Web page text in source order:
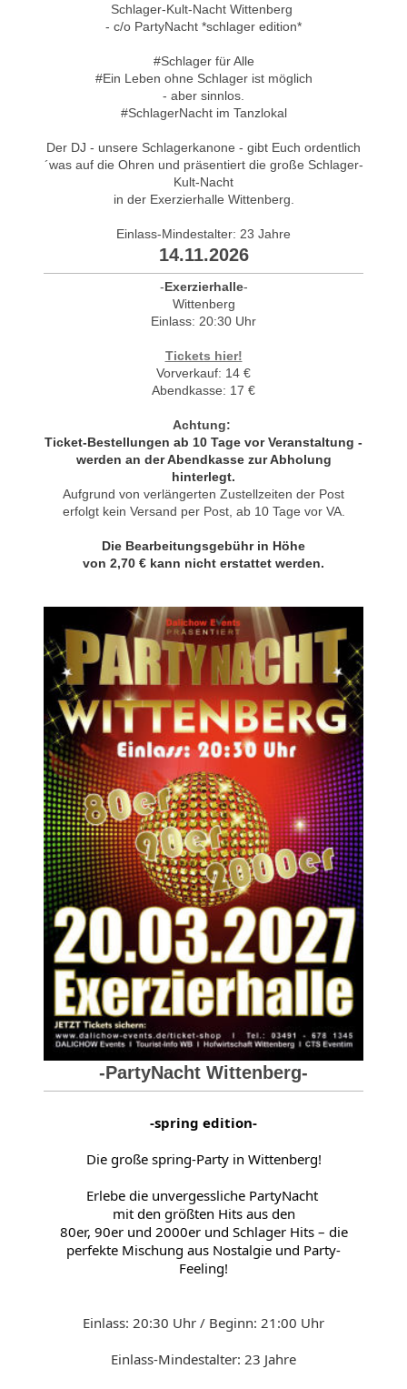
Schlager-Kult-Nacht Wittenberg
- c/o PartyNacht *schlager edition*
#Schlager für Alle
#Ein Leben ohne Schlager ist möglich
- aber sinnlos.
#SchlagerNacht im Tanzlokal
Der DJ - unsere Schlagerkanone - gibt Euch ordentlich
´was auf die Ohren und präsentiert die große Schlager-
Kult-Nacht
in der Exerzierhalle Wittenberg.
Einlass-Mindestalter: 23 Jahre
14.11.2026
-Exerzierhalle-
Wittenberg
Einlass: 20:30 Uhr
Tickets hier!
Vorverkauf: 14 €
Abendkasse: 17 €
Achtung:
Ticket-Bestellungen ab 10 Tage vor Veranstaltung -
werden an der Abendkasse zur Abholung
hinterlegt.
Aufgrund von verlängerten Zustellzeiten der Post
erfolgt kein Versand per Post, ab 10 Tage vor VA.
Die Bearbeitungsgebühr in Höhe
von 2,70 € kann nicht erstattet werden.
-PartyNacht Wittenberg-
-spring edition-
Die große spring-Party in Wittenberg!
Erlebe die unvergessliche PartyNacht
mit den größten Hits aus den
80er, 90er und 2000er und Schlager Hits – die
perfekte Mischung aus Nostalgie und Party-
Feeling!
Einlass: 20:30 Uhr / Beginn: 21:00 Uhr
Einlass-Mindestalter: 23 Jahre